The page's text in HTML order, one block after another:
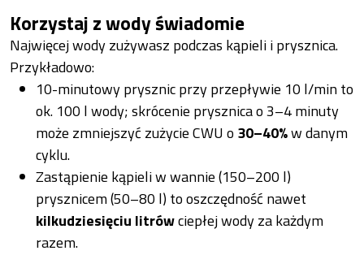
Korzystaj z wody świadomie
Najwięcej wody zużywasz podczas kąpieli i prysznica.
Przykładowo:
10-minutowy prysznic przy przepływie 10 l/min to
ok. 100 l wody; skrócenie prysznica o 3–4 minuty
może zmniejszyć zużycie CWU o 30–40%w danym
cyklu.
Zastąpienie kąpieli w wannie (150–200 l)
prysznicem (50–80 l) to oszczędność nawet
kilkudziesięciu litrówciepłej wody za każdym
razem.